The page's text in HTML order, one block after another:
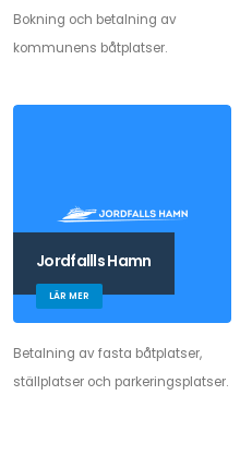
Bokning och betalning av
kommunens båtplatser.
Jordfallls Hamn
LÄR MER
Betalning av fasta båtplatser,
ställplatser och parkeringsplatser.